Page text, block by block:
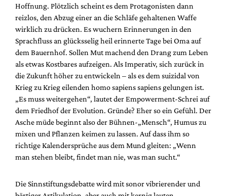
Hoffnung. Plötzlich scheint es dem Protagonisten dann
reizlos, den Abzug einer an die Schläfe gehaltenen Waffe
wirklich zu drücken. Es wuchern Erinnerungen in den
Sprachfluss an glücksselig heil erinnerte Tage bei Oma auf
dem Bauernhof. Sollen Mut machend den Drang zum Leben
als etwas Kostbares aufzeigen. Als Imperativ, sich zurück in
die Zukunft höher zu entwickeln – als es dem suizidal von
Krieg zu Krieg eilenden homo sapiens sapiens gelungen ist.
„Es muss weitergehen“, lautet der Empowerment-Schrei auf
dem Friedhof der Evolution. Gründe? Eher so ein Gefühl. Der
Asche müde beginnt also der Bühnen-„Mensch“, Humus zu
mixen und Pflanzen keimen zu lassen. Auf dass ihm so
richtige Kalendersprüche aus dem Mund gleiten: „Wenn
man stehen bleibt, findet man nie, was man sucht.“
Die Sinnstiftungsdebatte wird mit sonor vibrierender und